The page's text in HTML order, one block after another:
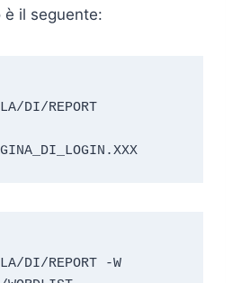
è il seguente:
DI/REPORT
DI/REPORT -W